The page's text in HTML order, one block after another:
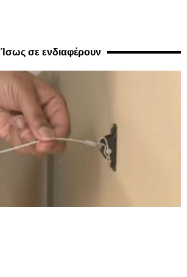
Ίσως σε ενδιαφέρουν